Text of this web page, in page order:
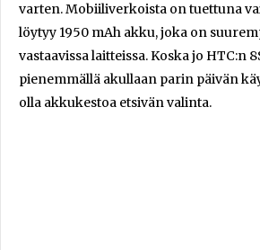
varten. Mobiiliverkoista on tuettuna
löytyy 1950 mAh akku, joka on
vastaavissa laitteissa. Koska jo HTC:n
pienemmällä akullaan parin päivän
olla akkukestoa etsivän valinta.